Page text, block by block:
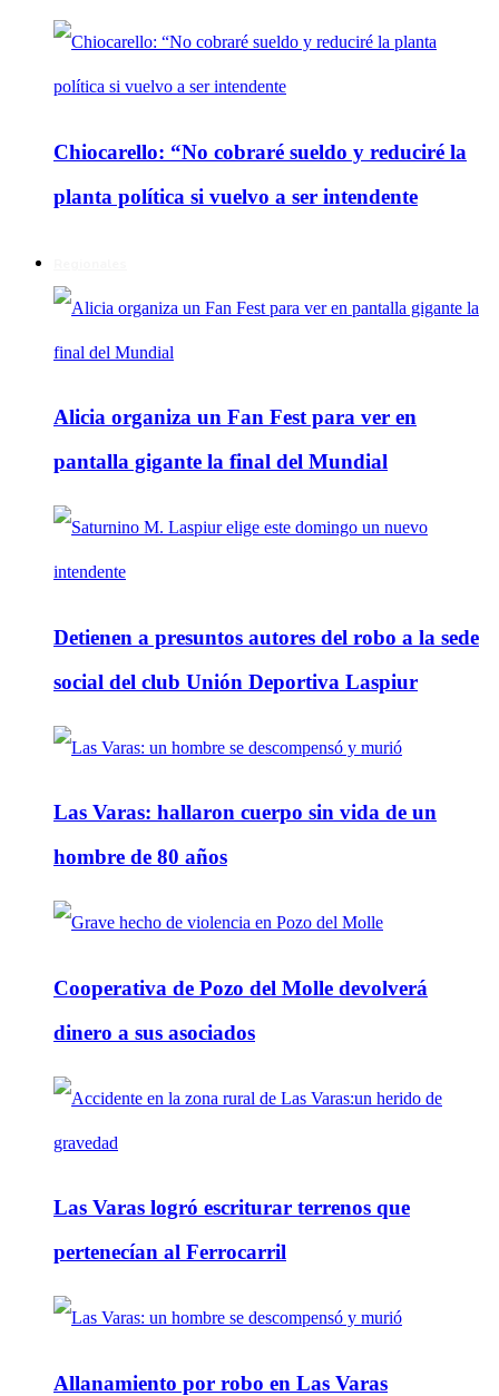
Chiocarello: “No cobraré sueldo y reduciré la
planta política si vuelvo a ser intendente
Alicia organiza un Fan Fest para ver en
pantalla gigante la final del Mundial
Detienen a presuntos autores del robo a la sede
social del club Unión Deportiva Laspiur
Las Varas: hallaron cuerpo sin vida de un
hombre de 80 años
Cooperativa de Pozo del Molle devolverá
dinero a sus asociados
Las Varas logró escriturar terrenos que
pertenecían al Ferrocarril
Allanamiento por robo en Las Varas